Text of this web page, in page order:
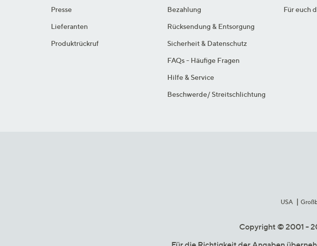
Presse
Lieferanten
Produktrückruf
Bezahlung
Rücksendung & Entsorgung
Sicherheit & Datenschutz
FAQs - Häufige Fragen
Hilfe & Service
Beschwerde/ Streitschlichtung
Für euch
USA
Copyright © 2001 -